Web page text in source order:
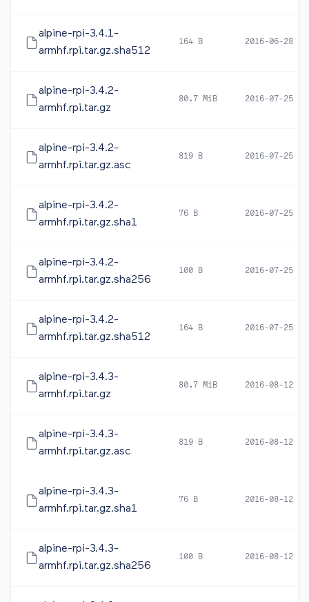
alpine-rpi-3.4.1-
armhf.rpi.tar.gz.sha512
164 B 2016-06-28
alpine-rpi-3.4.2-
armhf.rpi.tar.gz
80.7 MiB 2016-07-25
alpine-rpi-3.4.2-
armhf.rpi.tar.gz.asc
819 B 2016-07-25
alpine-rpi-3.4.2-
armhf.rpi.tar.gz.sha1
76 B 2016-07-25
alpine-rpi-3.4.2-
armhf.rpi.tar.gz.sha256
100 B 2016-07-25
alpine-rpi-3.4.2-
armhf.rpi.tar.gz.sha512
164 B 2016-07-25
alpine-rpi-3.4.3-
armhf.rpi.tar.gz
80.7 MiB 2016-08-12
alpine-rpi-3.4.3-
armhf.rpi.tar.gz.asc
819 B 2016-08-12
alpine-rpi-3.4.3-
armhf.rpi.tar.gz.sha1
76 B 2016-08-12
alpine-rpi-3.4.3-
armhf.rpi.tar.gz.sha256
100 B 2016-08-12